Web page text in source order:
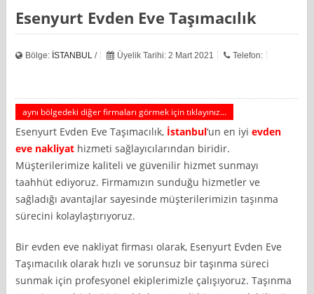
Esenyurt Evden Eve Taşımacılık
Bölge: İSTANBUL / Üyelik Tarihi: 2 Mart 2021 Telefon:
aynı bölgedeki diğer firmaları görmek için tıklayınız...
Esenyurt Evden Eve Taşımacılık, İstanbul‘un en iyievden
eve nakliyat hizmeti sağlayıcılarından biridir.
Müşterilerimize kaliteli ve güvenilir hizmet sunmayı
taahhüt ediyoruz. Firmamızın sunduğu hizmetler ve
sağladığı avantajlar sayesinde müşterilerimizin taşınma
sürecini kolaylaştırıyoruz.
Bir evden eve nakliyat firması olarak, Esenyurt Evden Eve
Taşımacılık olarak hızlı ve sorunsuz bir taşınma süreci
sunmak için profesyonel ekiplerimizle çalışıyoruz. Taşınma